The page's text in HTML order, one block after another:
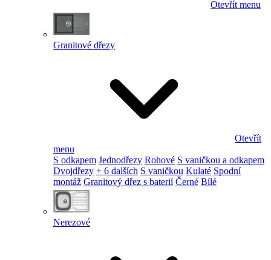
Otevřít menu
Granitové dřezy
Otevřít
menu
S odkapem Jednodřezy Rohové S vaničkou a odkapem
Dvojdřezy + 6 dalších S vaničkou Kulaté Spodní
montáž Granitový dřez s baterií Černé Bílé
Nerezové